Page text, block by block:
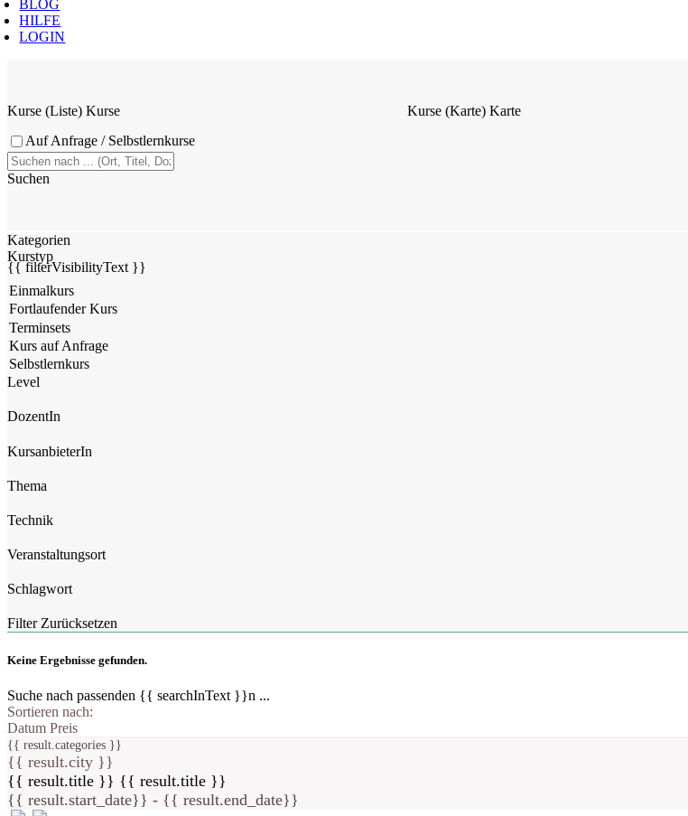
BLOG
HILFE
LOGIN
Kurse (Liste) Kurse Kurse (Karte) Karte
Auf Anfrage / Selbstlernkurse
Suchen
{{ filterVisibilityText }}
Kategorien
Kurstyp
Level
DozentIn
KursanbieterIn
Thema
Technik
Veranstaltungsort
Schlagwort
Filter Zurücksetzen
Keine Ergebnisse gefunden.
Suche nach passenden {{ searchInText }}n ...
Sortieren nach:
Datum Preis
{{ result.categories }}
{{ result.city }}
{{ result.title }} {{ result.title }}
{{ result.start_date}} - {{ result.end_date}}